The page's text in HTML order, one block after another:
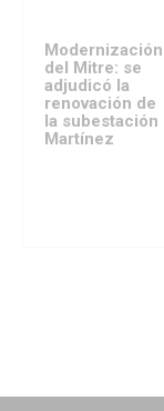
Modernización
del Mitre: se
adjudicó la
renovación de
la subestación
Martínez